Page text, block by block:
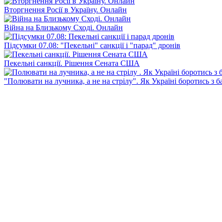
Вторгнення Росії в Україну. Онлайн
Війна на Близькому Сході. Онлайн
Підсумки 07.08: "Пекельні" санкції і "парад" дронів
Пекельні санкції. Рішення Сената США
"Полювати на лучника, а не на стрілу". Як Україні боротись з